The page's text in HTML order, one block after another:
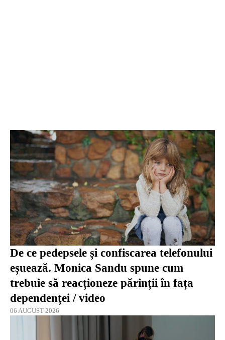
De ce pedepsele și confiscarea telefonului
eșuează. Monica Sandu spune cum
trebuie să reacționeze părinții în fața
dependenței / video
06 AUGUST 2026